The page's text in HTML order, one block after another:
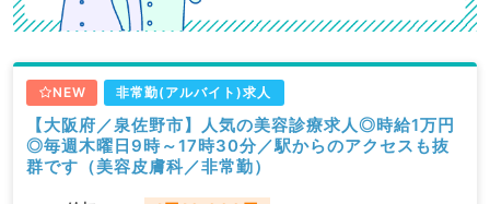
NEW 非常勤(アルバイト)求人
【大阪府／泉佐野市】人気の美容診療求人◎時給1万円
◎毎週木曜日9時～17時30分／駅からのアクセスも抜
群です（美容皮膚科／非常勤）